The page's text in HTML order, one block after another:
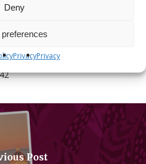
Deny
PrivacyPrivacy
Post